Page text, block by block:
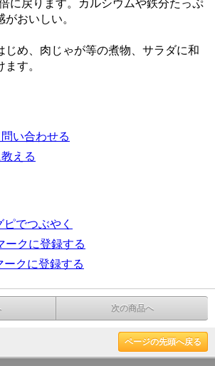
に戻ります。カルシウムや鉄分たっぷ
おいしい。
じめ、肉じゃが等の煮物、サラダに和
す。
い合わせる
える
でつぶやく
ークに登録する
ークに登録する
次の商品へ
ページの先頭へ戻る